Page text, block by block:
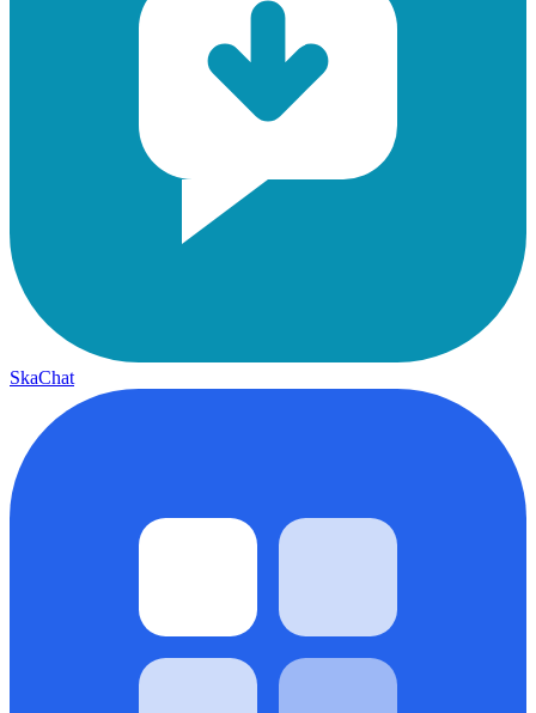
SkaChat